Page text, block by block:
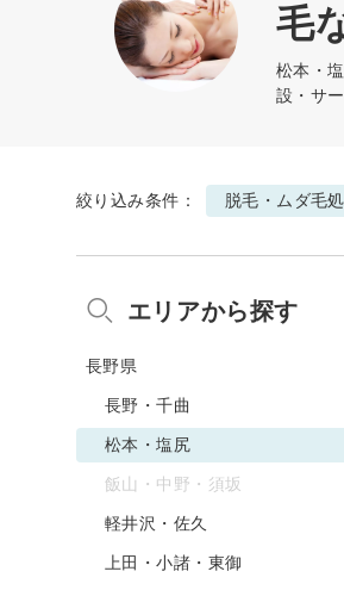
毛
松本・
設・サ
絞り込み条件： 脱毛・ムダ毛
エリアから探す
長野県
長野・千曲
松本・塩尻
飯山・中野・須坂
軽井沢・佐久
上田・小諸・東御